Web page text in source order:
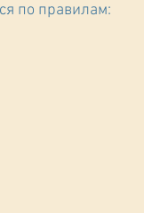
по правилам: